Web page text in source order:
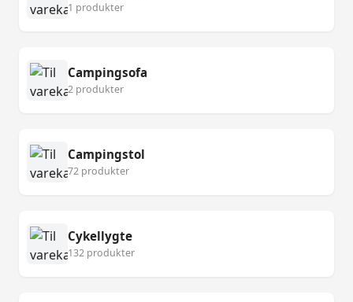
1 produkter
Campingsofa
2 produkter
Campingstol
72 produkter
Cykellygte
132 produkter